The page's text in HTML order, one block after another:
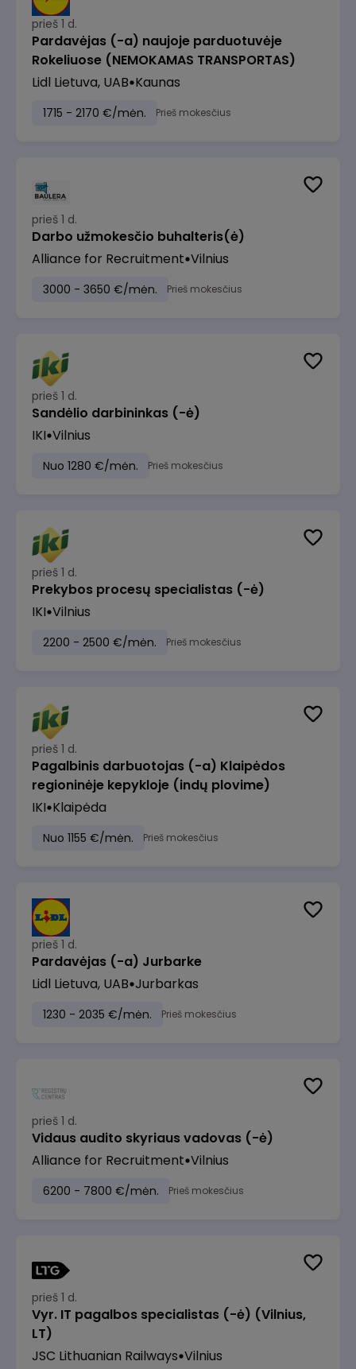
prieš 1 d.
Pardavėjas (-a) naujoje parduotuvėje
Rokeliuose (NEMOKAMAS TRANSPORTAS)
Lidl Lietuva, UAB Kaunas
1715 - 2170 €/mėn. Prieš mokesčius
prieš 1 d.
Darbo užmokesčio buhalteris(ė)
Alliance for Recruitment Vilnius
3000 - 3650 €/mėn. Prieš mokesčius
prieš 1 d.
Sandėlio darbininkas (-ė)
IKI Vilnius
Nuo 1280 €/mėn. Prieš mokesčius
prieš 1 d.
Prekybos procesų specialistas (-ė)
IKI Vilnius
2200 - 2500 €/mėn. Prieš mokesčius
prieš 1 d.
Pagalbinis darbuotojas (-a) Klaipėdos
regioninėje kepykloje (indų plovime)
IKI Klaipėda
Nuo 1155 €/mėn. Prieš mokesčius
prieš 1 d.
Pardavėjas (-a) Jurbarke
Lidl Lietuva, UAB Jurbarkas
1230 - 2035 €/mėn. Prieš mokesčius
prieš 1 d.
Vidaus audito skyriaus vadovas (-ė)
Alliance for Recruitment Vilnius
6200 - 7800 €/mėn. Prieš mokesčius
prieš 1 d.
Vyr. IT pagalbos specialistas (-ė) (Vilnius,
LT)
JSC Lithuanian Railways Vilnius